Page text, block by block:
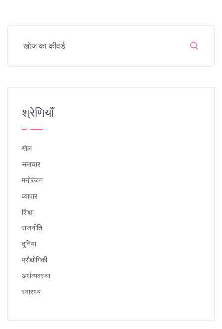
श्रेणियाँ
खेल
समाचार
मनोरंजन
व्यापार
शिक्षा
राजनीति
दुनिया
प्रौद्योगिकी
अर्थव्यवस्था
स्वास्थ्य